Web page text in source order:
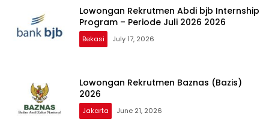
Lowongan Rekrutmen Abdi bjb Internship
Program – Periode Juli 2026 2026
Bekasi July 17, 2026
Lowongan Rekrutmen Baznas (Bazis)
2026
Jakarta June 21, 2026